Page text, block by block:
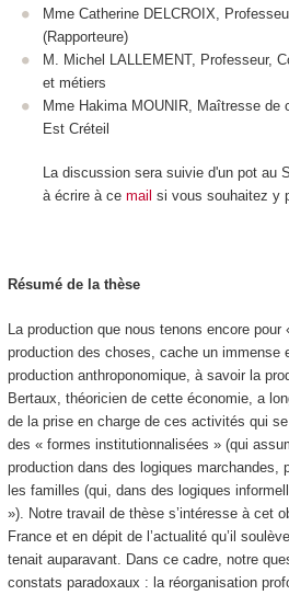
Mme Catherine DELCROIX,
(Rapporteure)
M. Michel LALLEMENT, Professeur,
et métiers
Mme Hakima MOUNIR, Maîtresse de
Est Créteil
La discussion sera suivie d'un pot au
à écrire à ce mail si vous souhaitez y
Résumé de la thèse
La production que nous tenons encore
production des choses, cache un immense
production anthroponomique, à savoir la
Bertaux, théoricien de cette économie, a
de la prise en charge de ces activités qui
des « formes institutionnalisées » (qui
production dans des logiques marchandes,
les familles (qui, dans des logiques
»). Notre travail de thèse s’intéresse à cet
France et en dépit de l’actualité qu’il
tenait auparavant. Dans ce cadre, notre
constats paradoxaux : la réorganisation